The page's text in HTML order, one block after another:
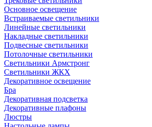
Основное освещение
Встраиваемые светильники
Линейные светильники
Накладные светильники
Подвесные светильники
Потолочные светильники
Светильники Армстронг
Светильники ЖКХ
Декоративное освещение
Бра
Декоративная подсветка
Декоративные плафоны
Люстры